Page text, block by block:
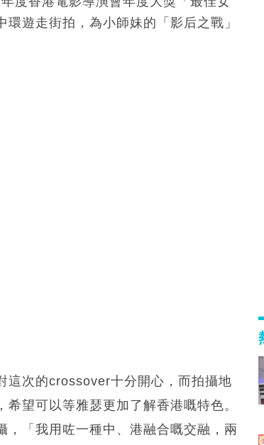
遊走街拍，為小師妹的「影后之戰」
這次的crossover十分開心，而拍攝地
望可以等雅瑟更加了解香港嘅特色。
，「我用咗一種中、港融合嘅交融，兩